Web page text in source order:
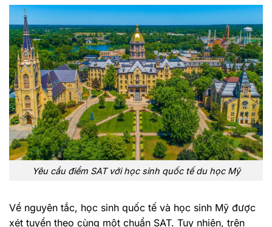
Yêu cầu điểm SAT với học sinh quốc tế du học Mỹ
Về nguyên tắc, học sinh quốc tế và học sinh Mỹ được
xét tuyển theo cùng một chuẩn SAT. Tuy nhiên, trên